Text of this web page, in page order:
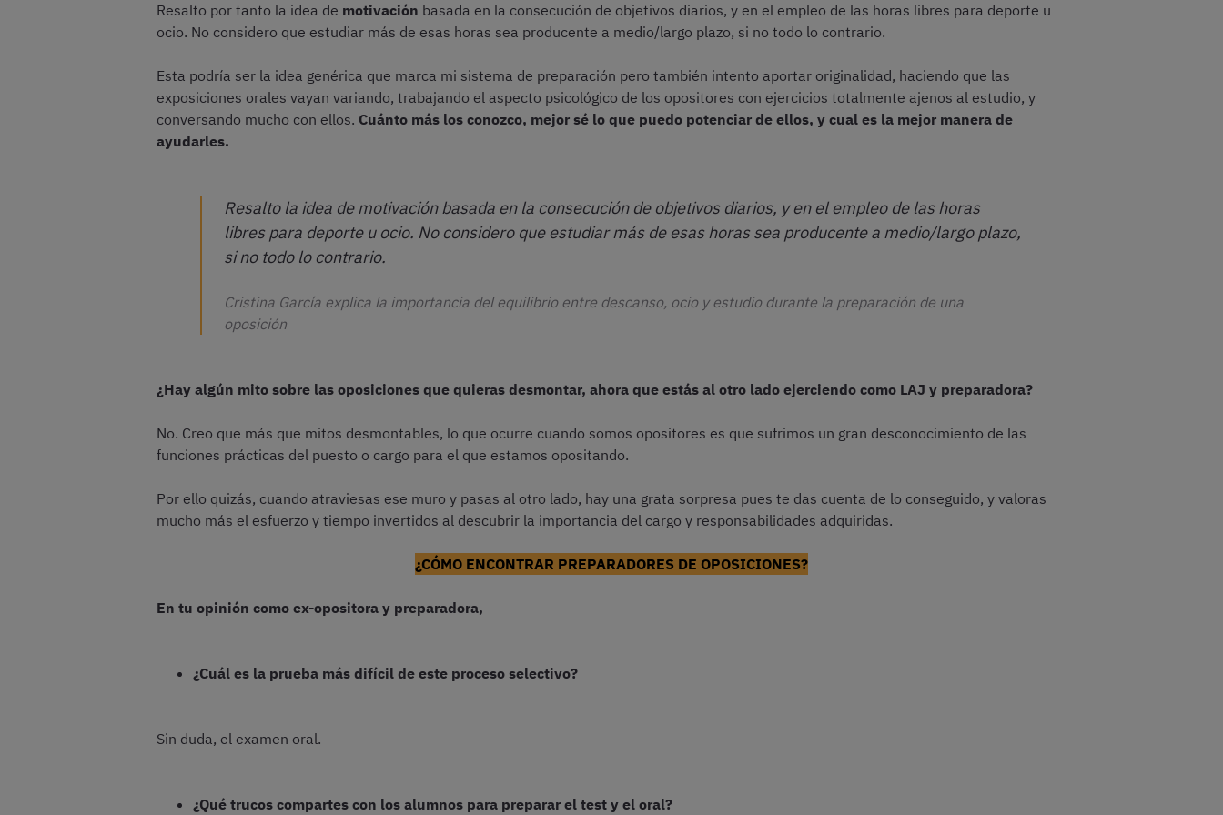
Resalto por tanto la idea de motivación basada en la consecución de objetivos diarios, y en el empleo de las horas libres para deporte u
ocio. No considero que estudiar más de esas horas sea producente a medio/largo plazo, si no todo lo contrario.
Esta podría ser la idea genérica que marca mi sistema de preparación pero también intento aportar originalidad, haciendo que las
exposiciones orales vayan variando, trabajando el aspecto psicológico de los opositores con ejercicios totalmente ajenos al estudio, y
conversando mucho con ellos. Cuánto más los conozco, mejor sé lo que puedo potenciar de ellos, y cual es la mejor manera de
ayudarles.
Resalto la idea de motivación basada en la consecución de objetivos diarios, y en el empleo de las horas
libres para deporte u ocio. No considero que estudiar más de esas horas sea producente a medio/largo plazo,
si no todo lo contrario.
Cristina García explica la importancia del equilibrio entre descanso, ocio y estudio durante la preparación de una
oposición
¿Hay algún mito sobre las oposiciones que quieras desmontar, ahora que estás al otro lado ejerciendo como LAJ y preparadora?
No. Creo que más que mitos desmontables, lo que ocurre cuando somos opositores es que sufrimos un gran desconocimiento de las
funciones prácticas del puesto o cargo para el que estamos opositando.
Por ello quizás, cuando atraviesas ese muro y pasas al otro lado, hay una grata sorpresa pues te das cuenta de lo conseguido, y valoras
mucho más el esfuerzo y tiempo invertidos al descubrir la importancia del cargo y responsabilidades adquiridas.
¿CÓMO ENCONTRAR PREPARADORES DE OPOSICIONES?
En tu opinión como ex-opositora y preparadora,
¿Cuál es la prueba más difícil de este proceso selectivo?
Sin duda, el examen oral.
¿Qué trucos compartes con los alumnos para preparar el test y el oral?